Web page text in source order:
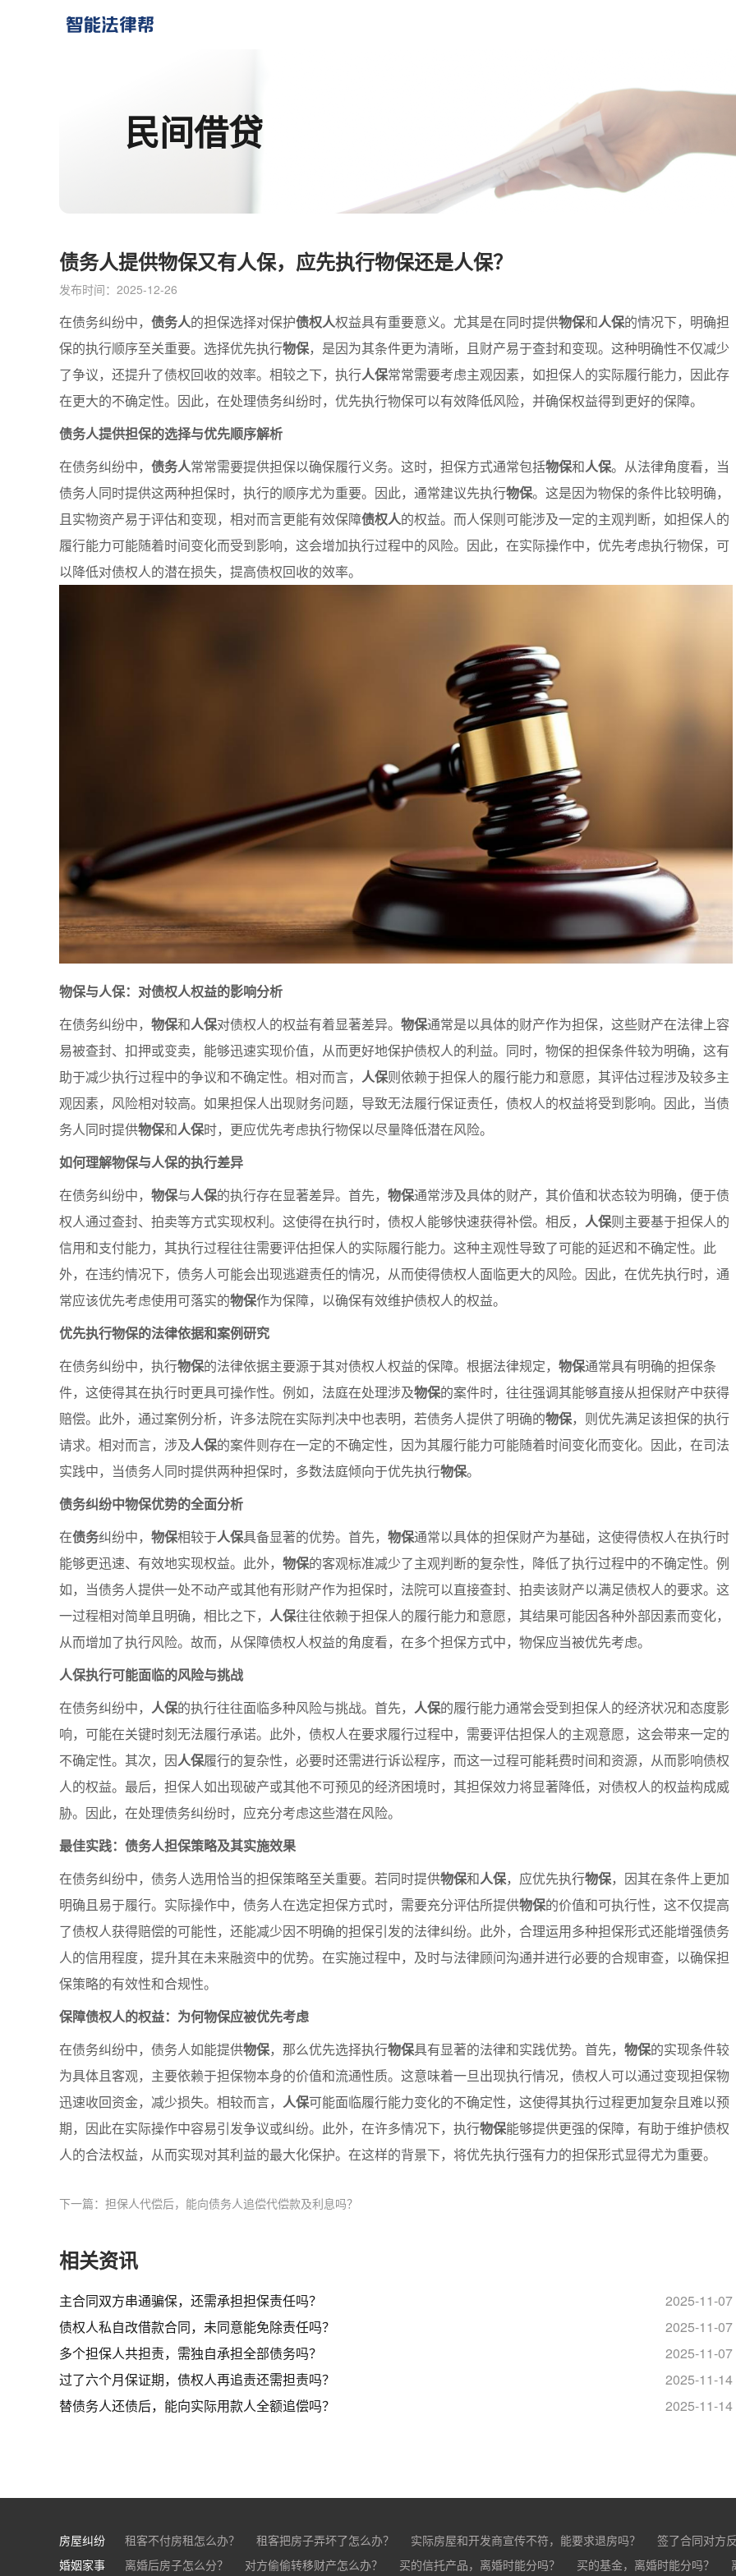
民间借贷
债务人提供物保又有人保，应先执行物保还是人保？
发布时间：2025-12-26
在债务纠纷中， 债务人的担保选择对保护债权人权益具有重要意义。尤其是在同时提供物保和人保的情况下，明确担
保的执行顺序至关重要。选择优先执行物保，是因为其条件更为清晰，且财产易于查封和变现。这种明确性不仅减少
了争议，还提升了债权回收的效率。相较之下，执行人保常常需要考虑主观因素，如担保人的实际履行能力，因此存
在更大的不确定性。因此，在处理债务纠纷时，优先执行物保可以有效降低风险，并确保权益得到更好的保障。
债务人提供担保的选择与优先顺序解析
在债务纠纷中， 债务人常常需要提供担保以确保履行义务。这时，担保方式通常包括物保和人保。从法律角度看，当
债务人同时提供这两种担保时，执行的顺序尤为重要。因此，通常建议先执行物保。这是因为物保的条件比较明确，
且实物资产易于评估和变现，相对而言更能有效保障债权人的权益。而人保则可能涉及一定的主观判断，如担保人的
履行能力可能随着时间变化而受到影响，这会增加执行过程中的风险。因此，在实际操作中，优先考虑执行物保，可
以降低对债权人的潜在损失，提高债权回收的效率。
物保与人保：对债权人权益的影响分析
在债务纠纷中， 物保和人保对债权人的权益有着显著差异。 物保通常是以具体的财产作为担保，这些财产在法律上容
易被查封、扣押或变卖，能够迅速实现价值，从而更好地保护债权人的利益。同时，物保的担保条件较为明确，这有
助于减少执行过程中的争议和不确定性。相对而言， 人保则依赖于担保人的履行能力和意愿，其评估过程涉及较多主
观因素，风险相对较高。如果担保人出现财务问题，导致无法履行保证责任，债权人的权益将受到影响。因此，当债
务人同时提供物保和人保时，更应优先考虑执行物保以尽量降低潜在风险。
如何理解物保与人保的执行差异
在债务纠纷中， 物保与人保的执行存在显著差异。首先， 物保通常涉及具体的财产，其价值和状态较为明确，便于债
权人通过查封、拍卖等方式实现权利。这使得在执行时，债权人能够快速获得补偿。相反， 人保则主要基于担保人的
信用和支付能力，其执行过程往往需要评估担保人的实际履行能力。这种主观性导致了可能的延迟和不确定性。此
外，在违约情况下，债务人可能会出现逃避责任的情况，从而使得债权人面临更大的风险。因此，在优先执行时，通
常应该优先考虑使用可落实的物保作为保障，以确保有效维护债权人的权益。
优先执行物保的法律依据和案例研究
在债务纠纷中，执行物保的法律依据主要源于其对债权人权益的保障。根据法律规定， 物保通常具有明确的担保条
件，这使得其在执行时更具可操作性。例如，法庭在处理涉及物保的案件时，往往强调其能够直接从担保财产中获得
赔偿。此外，通过案例分析，许多法院在实际判决中也表明，若债务人提供了明确的物保，则优先满足该担保的执行
请求。相对而言，涉及人保的案件则存在一定的不确定性，因为其履行能力可能随着时间变化而变化。因此，在司法
实践中，当债务人同时提供两种担保时，多数法庭倾向于优先执行物保。
债务纠纷中物保优势的全面分析
在债务纠纷中， 物保相较于人保具备显著的优势。首先， 物保通常以具体的担保财产为基础，这使得债权人在执行时
能够更迅速、有效地实现权益。此外， 物保的客观标准减少了主观判断的复杂性，降低了执行过程中的不确定性。例
如，当债务人提供一处不动产或其他有形财产作为担保时，法院可以直接查封、拍卖该财产以满足债权人的要求。这
一过程相对简单且明确，相比之下， 人保往往依赖于担保人的履行能力和意愿，其结果可能因各种外部因素而变化，
从而增加了执行风险。故而，从保障债权人权益的角度看，在多个担保方式中，物保应当被优先考虑。
人保执行可能面临的风险与挑战
在债务纠纷中， 人保的执行往往面临多种风险与挑战。首先， 人保的履行能力通常会受到担保人的经济状况和态度影
响，可能在关键时刻无法履行承诺。此外，债权人在要求履行过程中，需要评估担保人的主观意愿，这会带来一定的
不确定性。其次，因人保履行的复杂性，必要时还需进行诉讼程序，而这一过程可能耗费时间和资源，从而影响债权
人的权益。最后，担保人如出现破产或其他不可预见的经济困境时，其担保效力将显著降低，对债权人的权益构成威
胁。因此，在处理债务纠纷时，应充分考虑这些潜在风险。
最佳实践：债务人担保策略及其实施效果
在债务纠纷中，债务人选用恰当的担保策略至关重要。若同时提供物保和人保，应优先执行物保，因其在条件上更加
明确且易于履行。实际操作中，债务人在选定担保方式时，需要充分评估所提供物保的价值和可执行性，这不仅提高
了债权人获得赔偿的可能性，还能减少因不明确的担保引发的法律纠纷。此外，合理运用多种担保形式还能增强债务
人的信用程度，提升其在未来融资中的优势。在实施过程中，及时与法律顾问沟通并进行必要的合规审查，以确保担
保策略的有效性和合规性。
保障债权人的权益：为何物保应被优先考虑
在债务纠纷中，债务人如能提供物保，那么优先选择执行物保具有显著的法律和实践优势。首先， 物保的实现条件较
为具体且客观，主要依赖于担保物本身的价值和流通性质。这意味着一旦出现执行情况，债权人可以通过变现担保物
迅速收回资金，减少损失。相较而言， 人保可能面临履行能力变化的不确定性，这使得其执行过程更加复杂且难以预
期，因此在实际操作中容易引发争议或纠纷。此外，在许多情况下，执行物保能够提供更强的保障，有助于维护债权
人的合法权益，从而实现对其利益的最大化保护。在这样的背景下，将优先执行强有力的担保形式显得尤为重要。
下一篇：担保人代偿后，能向债务人追偿代偿款及利息吗？
相关资讯
主合同双方串通骗保，还需承担担保责任吗？
2025-11-07
债权人私自改借款合同，未同意能免除责任吗？
2025-11-07
多个担保人共担责，需独自承担全部债务吗？
2025-11-07
过了六个月保证期，债权人再追责还需担责吗？
2025-11-14
替债务人还债后，能向实际用款人全额追偿吗？
2025-11-14
房屋纠纷 租客不付房租怎么办？ 租客把房子弄坏了怎么办？ 实际房屋和开发商宣传不符，能要求退房吗？
签了合同对方
房东不退押金怎么办？
买房的定金能退吗？ 买的房子有问题怎么办？ 买家跳单怎么办？ 购买的房子有抵押
婚姻家事 离婚后房子怎么分？ 对方偷偷转移财产怎么办？ 买的信托产品，离婚时能分吗？ 买的基金，离婚时能分吗？